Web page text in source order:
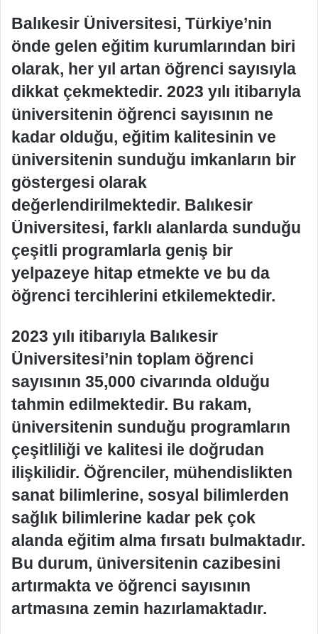
Balıkesir Üniversitesi, Türkiye’nin
önde gelen eğitim kurumlarından biri
olarak, her yıl artan öğrenci sayısıyla
dikkat çekmektedir. 2023 yılı itibarıyla
üniversitenin öğrenci sayısının ne
kadar olduğu, eğitim kalitesinin ve
üniversitenin sunduğu imkanların bir
göstergesi olarak
değerlendirilmektedir. Balıkesir
Üniversitesi, farklı alanlarda sunduğu
çeşitli programlarla geniş bir
yelpazeye hitap etmekte ve bu da
öğrenci tercihlerini etkilemektedir.
2023 yılı itibarıyla Balıkesir
Üniversitesi’nin toplam öğrenci
sayısının 35,000 civarında olduğu
tahmin edilmektedir. Bu rakam,
üniversitenin sunduğu programların
çeşitliliği ve kalitesi ile doğrudan
ilişkilidir. Öğrenciler, mühendislikten
sanat bilimlerine, sosyal bilimlerden
sağlık bilimlerine kadar pek çok
alanda eğitim alma fırsatı bulmaktadır.
Bu durum, üniversitenin cazibesini
artırmakta ve öğrenci sayısının
artmasına zemin hazırlamaktadır.